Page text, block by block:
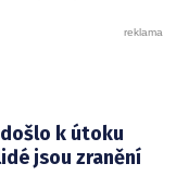
k útoku
jsou zranění